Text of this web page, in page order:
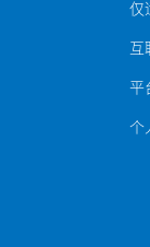
仅
互
平
个